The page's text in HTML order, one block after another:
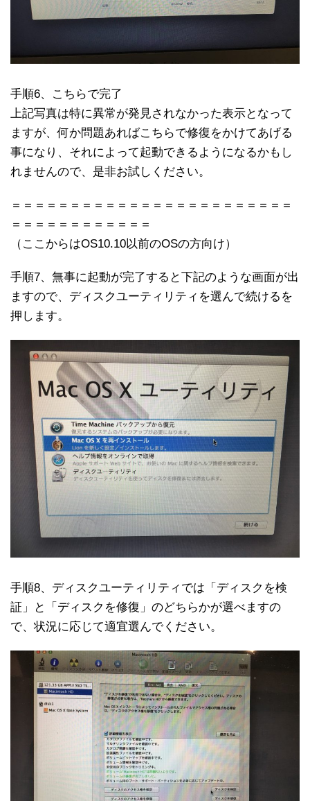
手順6、こちらで完了
上記写真は特に異常が発見されなかった表示となって
ますが、何か問題あればこちらで修復をかけてあげる
事になり、それによって起動できるようになるかもし
れませんので、是非お試しください。
＝＝＝＝＝＝＝＝＝＝＝＝＝＝＝＝＝＝＝＝＝＝＝＝
＝＝＝＝＝＝＝＝＝＝＝＝
（ここからはOS10.10以前のOSの方向け）
手順7、無事に起動が完了すると下記のような画面が出
ますので、ディスクユーティリティを選んで続けるを
押します。
手順8、ディスクユーティリティでは「ディスクを検
証」と「ディスクを修復」のどちらかが選べますの
で、状況に応じて適宜選んでください。